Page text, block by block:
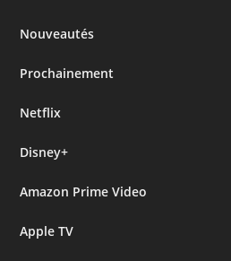
Nouveautés
Prochainement
Netflix
Disney+
Amazon Prime Video
Apple TV